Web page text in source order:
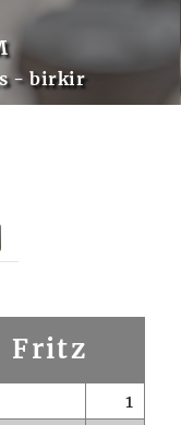
- birkir
Fritz
1